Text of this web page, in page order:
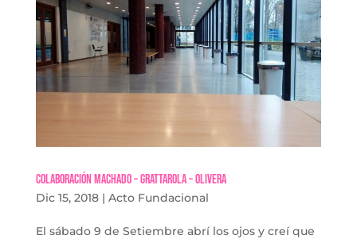
Colaboración Machado – Grattarola – Olivera
Dic 15, 2018| Acto Fundacional
El sábado 9 de Setiembre abrí los ojos y creí que